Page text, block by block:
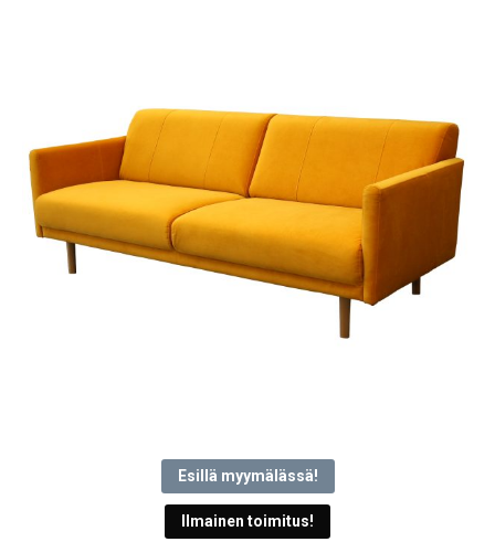
Esillä myymälässä!
Ilmainen toimitus!